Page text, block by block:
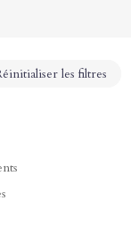
les filtres